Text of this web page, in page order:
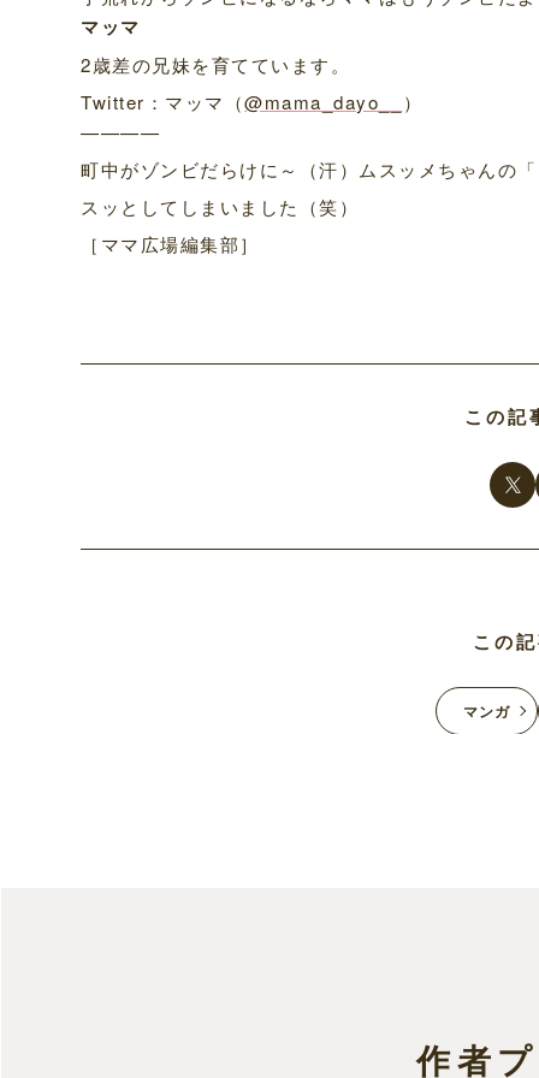
マッマ
2歳差の兄妹を育てています。
Twitter：マッマ（@mama_dayo__
）
————
町中がゾンビだらけに～（汗）ムスッメちゃんの
スッとしてしまいました（笑）
［ママ広場編集部］
この記
この
マンガ
作者